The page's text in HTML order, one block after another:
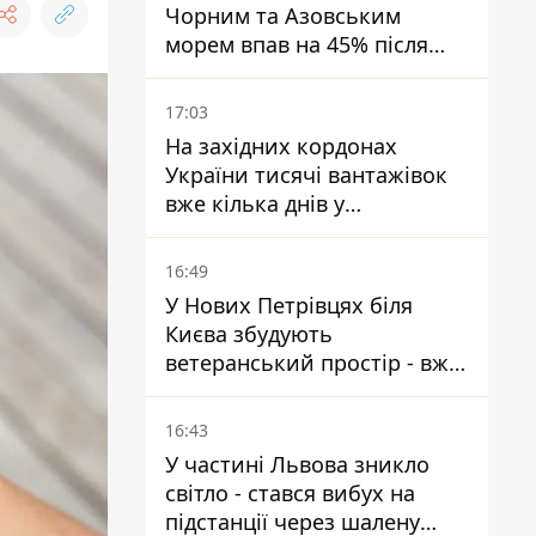
Чорним та Азовським
морем впав на 45% після
ударів України
17:03
На західних кордонах
України тисячі вантажівок
вже кілька днів у
нескінченній черзі - це
ознака економічного краху
16:49
У Нових Петрівцях біля
Києва збудують
ветеранський простір - вже
знайшли проєктанта
16:43
У частині Львова зникло
світло - стався вибух на
підстанції через шалену